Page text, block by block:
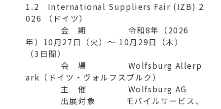
1.2 International Suppliers Fair (IZB) 2
026 （ドイツ）
会 期 令和8年（2026
年）10月27日（火）～ 10月29日（木）
（3日間）
会 場 Wolfsburg Allerp
ark（ドイツ・ヴォルフスブルク）
主 催 Wolfsburg AG
出展対象 モバイルサービス、